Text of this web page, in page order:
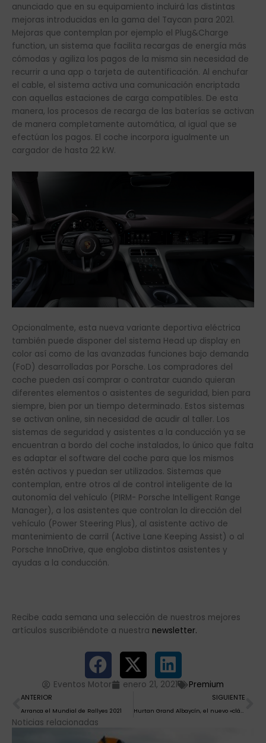
anunciado que en su equipamiento incluirá las distintas
mejoras introducidas en la gama del Taycan para 2021.
Mejoras que contemplan por ejemplo el Plug&Charge
function, un sistema que facilita recargas de energía más
cómodas y agiliza los pagos de la misma sin necesidad de
recurrir a una app o tarjeta de autentificación. Al enchufar
el cable, el sistema activa una comunicación encriptada
con aquellas estaciones de carga compatibles. De esta
manera, los procesos de recarga de las baterías se activan
de manera completamente automática, al igual que se
efectúan los pagos. El coche incorpora igualmente un
cargador de hasta 22 kW.
Opcionalmente, esta nueva variante deportiva eléctrica
también puede disponer del sistema Head up display en
color así como de las avanzadas funciones bajo demanda
(FoD) desarrolladas por Porsche. Los compradores del
coche pueden así comprar o contratar cuando quieran
diferentes elementos o asistentes de seguridad, bien para
siempre, bien por un tiempo determinado. Estos sistemas
se activan online, sin necesidad de acudir al taller. Los
sistemas de seguridad y asistentes a la conducción ya se
encuentran a bordo del coche instalados, lo único que falta
es adaptar el software del coche para que los mismos
estén activos y puedan ser utilizados. Sistemas que
contemplan, entre otros al de control inteligente de la
autonomía del vehículo (PIRM- Porsche Intelligent Range
Manager), a los asistentes que controlan la dirección del
vehículo (Power Steering Plus), al asistente activo de
mantenimiento de carril (Active Lane Keeping Assist) o al
Porsche InnoDrive, que engloba distintos asistentes y
ayudas a la conducción.
Recibe cada semana una selección de nuestros mejores
artículos suscribiéndote a nuestra newsletter.
Eventos Motor enero 21, 2021 Premium
Ant
ANTERIOR
Arranca el Mundial de Rallyes 2021
SIGUIENTE
Hurtan Grand Albaycín, el nuevo «clásico» de origen español
Noticias relacionadas